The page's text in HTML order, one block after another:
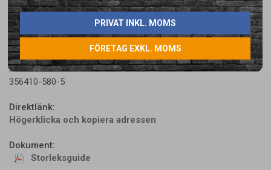
PRIVAT INKL. MOMS
FÖRETAG EXKL. MOMS
LÄGG I ÖNSKELISTA
Artikelnummer:
356410-580-5
Direktlänk:
Högerklicka och kopiera adressen
Dokument:
Storleksguide